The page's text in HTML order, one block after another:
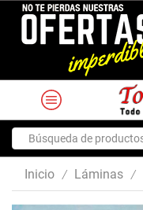
Inicio / Láminas /